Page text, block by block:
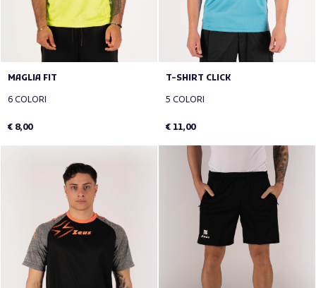
MAGLIA FIT
6 COLORI
€ 8,00
T-SHIRT CLICK
5 COLORI
€ 11,00